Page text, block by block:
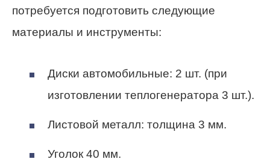
потребуется подготовить следующие
материалы и инструменты:
Диски автомобильные: 2 шт. (при
изготовлении теплогенератора 3 шт.).
Листовой металл: толщина 3 мм.
Уголок 40 мм.